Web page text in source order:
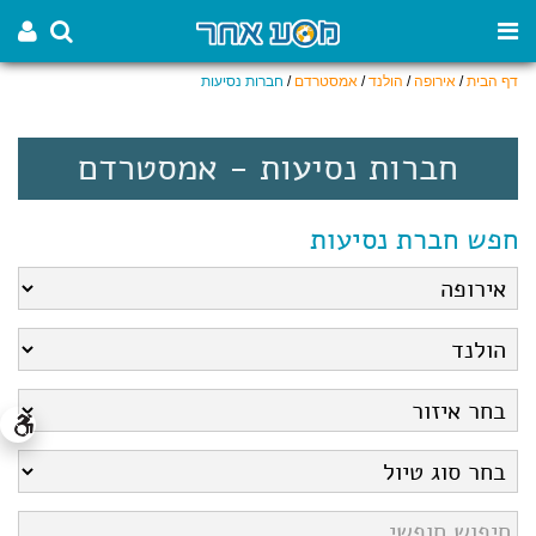
דף הבית/ אירופה/ הולנד/ אמסטרדם / חברות נסיעות
חברות נסיעות - אמסטרדם
חפש חברת נסיעות